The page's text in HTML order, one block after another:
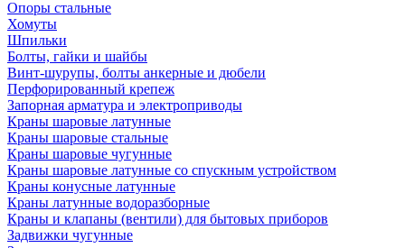
Опоры стальные
Хомуты
Шпильки
Болты, гайки и шайбы
Винт-шурупы, болты анкерные и дюбели
Перфорированный крепеж
Запорная арматура и электроприводы
Краны шаровые латунные
Краны шаровые стальные
Краны шаровые чугунные
Краны шаровые латунные со спускным устройством
Краны конусные латунные
Краны латунные водоразборные
Краны и клапаны (вентили) для бытовых приборов
Задвижки чугунные